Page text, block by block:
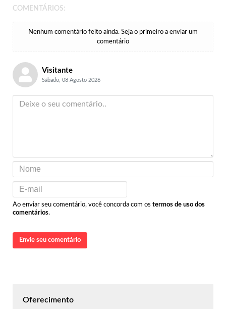
COMENTÁRIOS:
Nenhum comentário feito ainda. Seja o primeiro a enviar um
comentário
Visitante
Sábado, 08 Agosto 2026
Ao enviar seu comentário, você concorda com os termos de uso dos
comentários.
Envie seu comentário
Oferecimento